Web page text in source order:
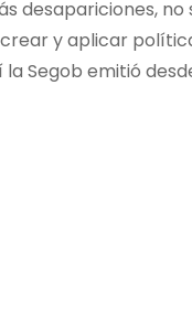
desapariciones,
y aplicar
Segob emitió